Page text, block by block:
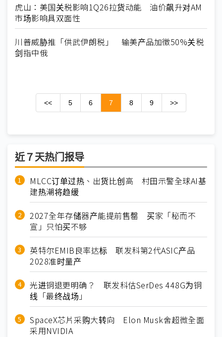
虎山：美国关税影响1Q26拉货动能 油价飙升对AM
市场影响具双面性
川普威胁推「供武伊朗税」 输美产品加徵50%关税
剑指中俄
<< 5 6 7 8 9 >>
近７天热门报导
MLCC订单过热、出货比创高 村田示警全球AI基
建热潮将趋缓
2027全年存储器产能提前售罄 买家「秘而不
宣」只怕买不够
英特尔EMIB良率达标 联发科第2代ASIC产品
2028准时量产
光进铜退更明确？ 联发科估SerDes 448G为铜
线「最终战场」
SpaceX芯片采购大转向 Elon Musk舍超微全面
采用NVIDIA